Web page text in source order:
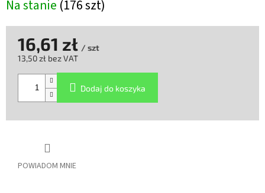
Na stanie (176 szt)
POWIADOM MNIE
16,61 zł / szt
13,50 zł bez VAT
jednostkowa:
Dodaj do koszyka